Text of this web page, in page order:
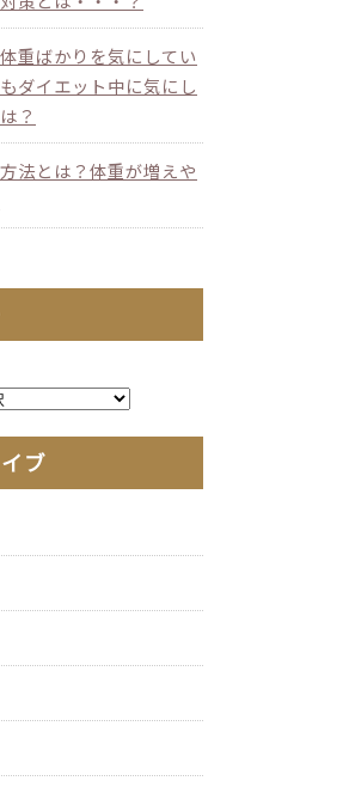
重ばかりを気にしてい
ダイエット中に気にし
？
法とは？体重が増えや
ブ